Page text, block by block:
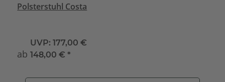
Polsterstuhl Costa
ab
UVP: 177,00 €
148,00 €*